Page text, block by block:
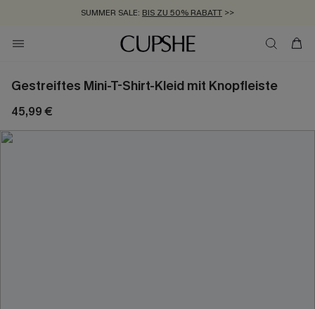
SUMMER SALE: BIS ZU 50% RABATT >>
ZUM NEWSLETTER:BIS ZU -20% EXTRA ERHALTEN
KOSTENLOSER VERSAND AB 89 €
Gestreiftes Mini-T-Shirt-Kleid mit Knopfleiste
45,99 €